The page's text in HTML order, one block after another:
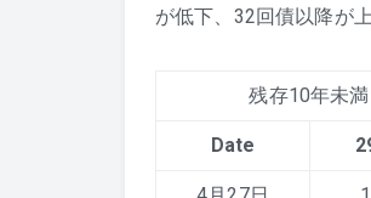
が低下、32回債以降が
残存10年未満
Date